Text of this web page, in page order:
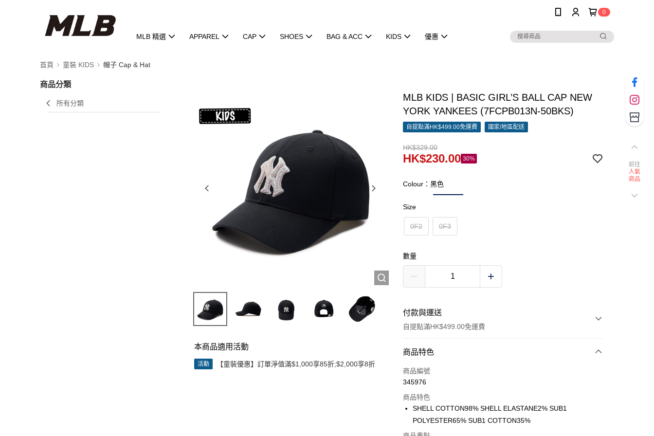
0
MLB 精選 APPAREL CAP SHOES BAG & ACC KIDS 優惠
首頁 童裝 KIDS 帽子 Cap & Hat
商品分類
所有分類
本商品適用活動
活動 【童裝優惠】訂單淨值滿$1,000享85折;$2,000享8折
MLB KIDS | BASIC GIRL’S BALL CAP NEW
YORK YANKEES (7FCPB013N-50BKS)
自提點滿HK$499.00免運費 國家/地區配送
HK$329.00
HK$230.00 30%
Colour：黑色
Size
0F2 0F3
數量
付款與運送
自提點滿HK$499.00免運費
付款方式
信用卡
Google Pay
AlipayHK
商品特色
商品編號
345976
商品特色
SHELL COTTON98% SHELL ELASTANE2% SUB1
POLYESTER65% SUB1 COTTON35%
前往
人氣
商品